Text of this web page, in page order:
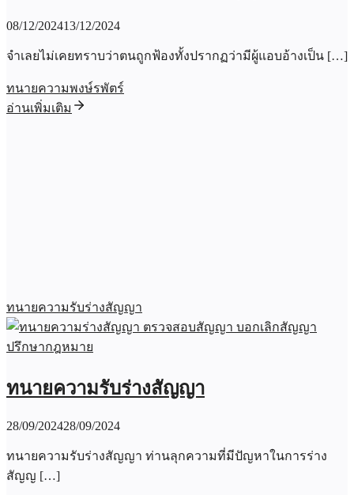
08/12/202413/12/2024
จำเลยไม่เคยทราบว่าตนถูกฟ้องทั้งปรากฏว่ามีผู้แอบอ้างเป็น […]
ทนายความพงษ์รพัตร์
อ่านเพิ่มเติม
ทนายความรับร่างสัญญา
ทนายความรับร่างสัญญา
28/09/202428/09/2024
ทนายความรับร่างสัญญา ท่านลุกความที่มีปัญหาในการร่าง
สัญญ […]